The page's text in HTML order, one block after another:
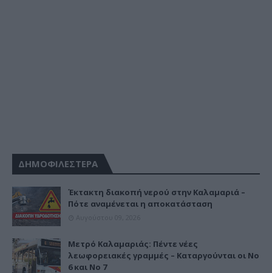
ΔΗΜΟΦΙΛΕΣΤΕΡΑ
Έκτακτη διακοπή νερού στην Καλαμαριά –
Πότε αναμένεται η αποκατάσταση
Μετρό Καλαμαριάς: Πέντε νέες
λεωφορειακές γραμμές – Καταργούνται οι Νο
6 και Νο 7